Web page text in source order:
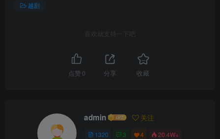
越剧
喜欢就支持一下吧
点赞 0 分享 收藏
admin 关注
1320 3 4 20.4W+